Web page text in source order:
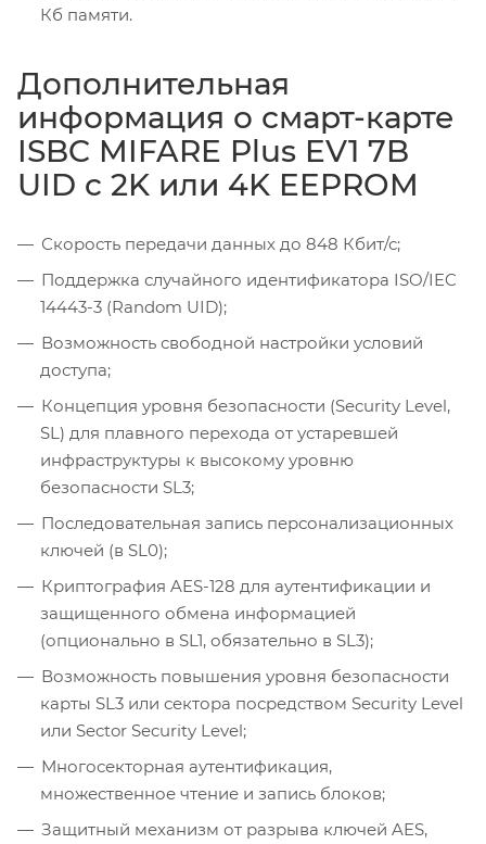
Кб памяти.
Дополнительная
информация о смарт-карте
ISBC MIFARE Plus EV1 7B
UID c 2K или 4K EEPROM
Скорость передачи данных до 848 Кбит/с;
Поддержка случайного идентификатора ISO/IEC
14443-3 (Random UID);
Возможность свободной настройки условий
доступа;
Концепция уровня безопасности (Security Level,
SL) для плавного перехода от устаревшей
инфраструктуры к высокому уровню
безопасности SL3;
Последовательная запись персонализационных
ключей (в SL0);
Криптография AES-128 для аутентификации и
защищенного обмена информацией
(опционально в SL1, обязательно в SL3);
Возможность повышения уровня безопасности
карты SL3 или сектора посредством Security Level
или Sector Security Level;
Многосекторная аутентификация,
множественное чтение и запись блоков;
Защитный механизм от разрыва ключей AES,